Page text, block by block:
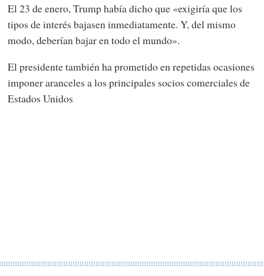
El 23 de enero, Trump había dicho que «exigiría que los
tipos de interés bajasen inmediatamente. Y, del mismo
modo, deberían bajar en todo el mundo».
El presidente también ha prometido en repetidas ocasiones
imponer aranceles a los principales socios comerciales de
Estados Unidos